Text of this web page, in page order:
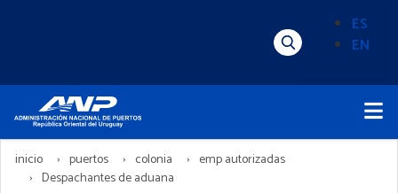
idioma
(Content)
ES
EN
Menú
Principal
inicio puertos colonia
emp autorizadas
Despachantes de aduana